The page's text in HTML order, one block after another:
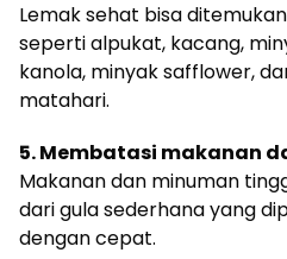
Lemak sehat bisa
seperti alpukat, kacang,
kanola, minyak safflower,
matahari.
5. Membatasi makanan
Makanan dan minuman
dari gula sederhana yang
dengan cepat.